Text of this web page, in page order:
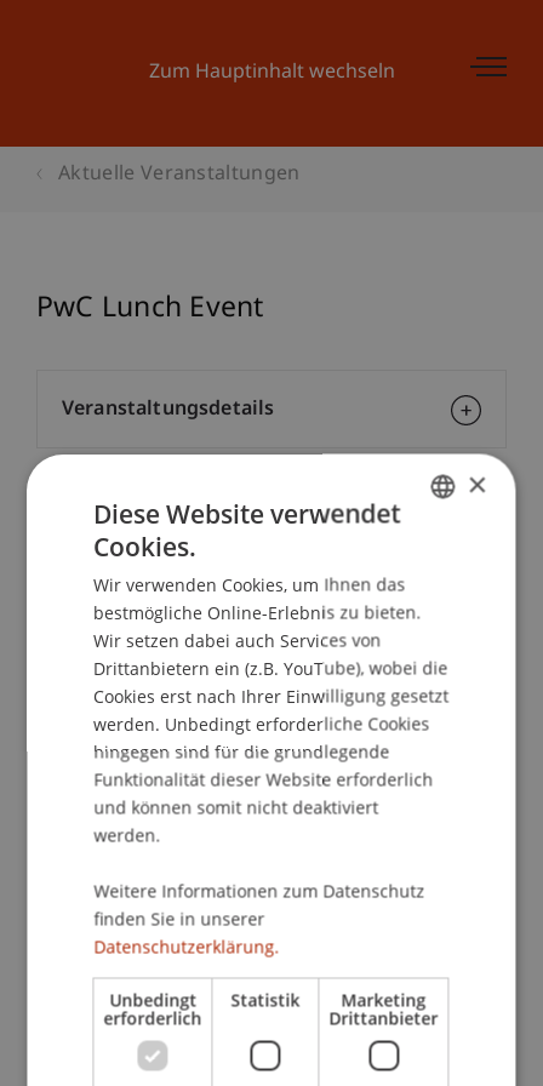
Zum Hauptinhalt wechseln
Aktuelle Veranstaltungen
PwC Lunch Event
School/Professur:
Liechtenstein Undergraduate and Graduate School
Der Career Service der Universität Liechtenstein
lädt alle interessierten Studierenden herzlich zum
nächsten PwC-Lunch Event ein - voller Karriere-
Insights, spannender Begegnungen und leckerer
Snacks!
Nutze die Chance, neue Perspektiven für deinen
Berufseinstieg zu gewinnen.
Eine Anmeldung ist erforderlich - sichere dir jetzt
deinen Platz!
Die ersten 30 Anmeldungen erhalten eine PwC-
Trinkflasche geschenkt!
Veranstaltungsdetails
Kontakt
×
Diese Website verwendet
Cookies.
Wir verwenden Cookies, um Ihnen das
bestmögliche Online-Erlebnis zu bieten.
Wir setzen dabei auch Services von
Drittanbietern ein (z.B. YouTube), wobei die
Cookies erst nach Ihrer Einwilligung gesetzt
werden. Unbedingt erforderliche Cookies
hingegen sind für die grundlegende
Funktionalität dieser Website erforderlich
und können somit nicht deaktiviert
werden.
Weitere Informationen zum Datenschutz
finden Sie in unserer
Datenschutzerklärung.
Unbedingt
erforderlich
Statistik Marketing
Drittanbieter